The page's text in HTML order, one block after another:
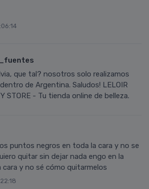
que tal? nosotros solo realizamos
de Argentina. Saludos! LELOIR
STORE - Tu tienda online de belleza.
puntos negros en toda la cara y no se
quitar sin dejar nada engo en la
y no sé cómo quitarmelos